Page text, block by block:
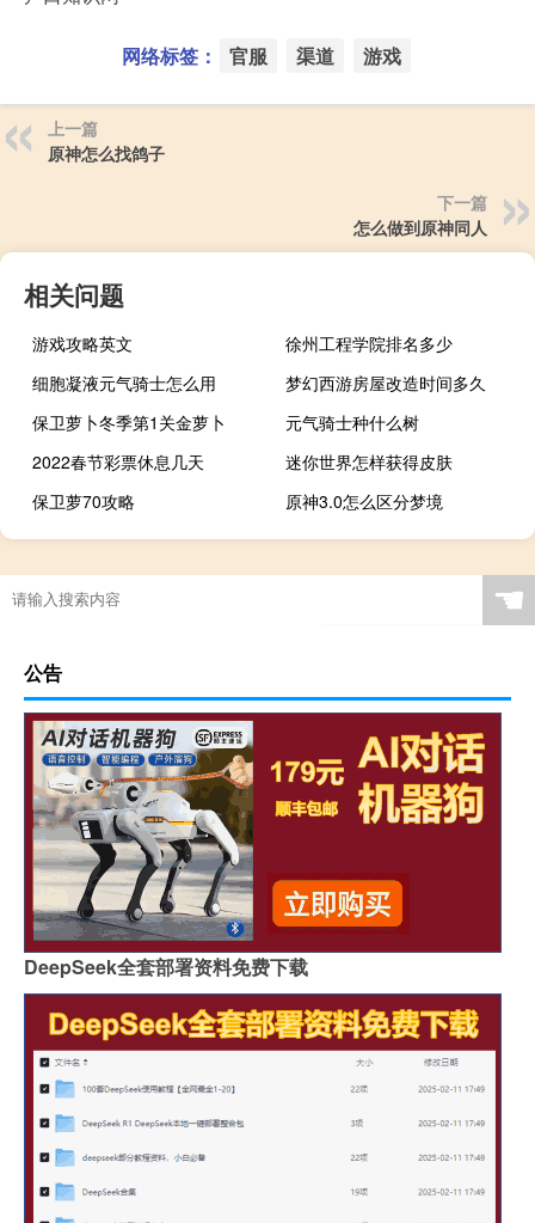
网络标签： 官服 渠道 游戏
上一篇
原神怎么找鸽子
下一篇
怎么做到原神同人
相关问题
游戏攻略英文
徐州工程学院排名多少
细胞凝液元气骑士怎么用
梦幻西游房屋改造时间多久
保卫萝卜冬季第1关金萝卜
元气骑士种什么树
2022春节彩票休息几天
迷你世界怎样获得皮肤
保卫萝70攻略
原神3.0怎么区分梦境
☚
公告
DeepSeek全套部署资料免费下载